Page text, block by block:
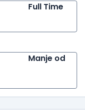
Full Time
Manje od